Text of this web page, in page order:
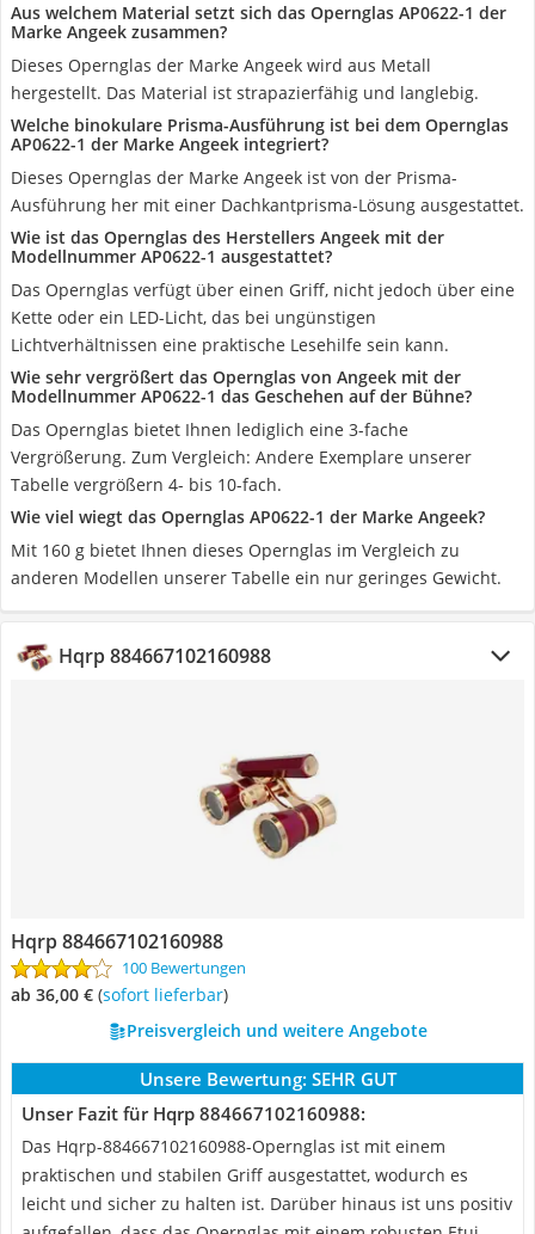
Aus welchem Material setzt sich das Opernglas AP0622-1 der
Marke Angeek zusammen?
Dieses Opernglas der Marke Angeek wird aus Metall
hergestellt. Das Material ist strapazierfähig und langlebig.
Welche binokulare Prisma-Ausführung ist bei dem Opernglas
AP0622-1 der Marke Angeek integriert?
Dieses Opernglas der Marke Angeek ist von der Prisma-
Ausführung her mit einer Dachkantprisma-Lösung ausgestattet.
Wie ist das Opernglas des Herstellers Angeek mit der
Modellnummer AP0622-1 ausgestattet?
Das Opernglas verfügt über einen Griff, nicht jedoch über eine
Kette oder ein LED-Licht, das bei ungünstigen
Lichtverhältnissen eine praktische Lesehilfe sein kann.
Wie sehr vergrößert das Opernglas von Angeek mit der
Modellnummer AP0622-1 das Geschehen auf der Bühne?
Das Opernglas bietet Ihnen lediglich eine 3-fache
Vergrößerung. Zum Vergleich: Andere Exemplare unserer
Tabelle vergrößern 4- bis 10-fach.
Wie viel wiegt das Opernglas AP0622-1 der Marke Angeek?
Mit 160 g bietet Ihnen dieses Opernglas im Vergleich zu
anderen Modellen unserer Tabelle ein nur geringes Gewicht.
Hqrp 884667102160988
Hqrp 884667102160988
100 Bewertungen
ab 36,00 € ( Sofort lieferbar)
Preisvergleich und weitere Angebote
Unsere Bewertung: SEHR GUT
Unser Fazit für Hqrp 884667102160988:
Das Hqrp-884667102160988-Opernglas ist mit einem
praktischen und stabilen Griff ausgestattet, wodurch es
leicht und sicher zu halten ist. Darüber hinaus ist uns positiv